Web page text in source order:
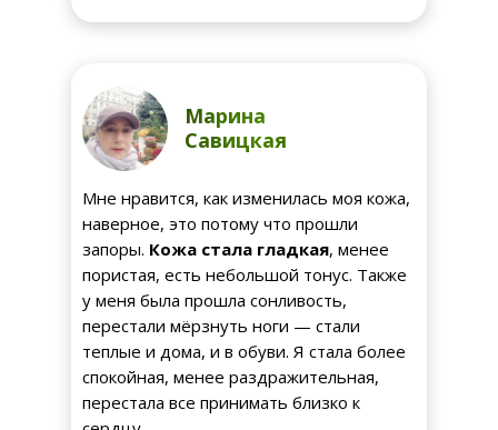
Марина
Савицкая
Мне нравится, как изменилась моя кожа,
наверное, это потому что прошли
запоры. Кожа стала гладкая, менее
пористая, есть небольшой тонус. Также
у меня была прошла сонливость,
перестали мёрзнуть ноги — стали
теплые и дома, и в обуви. Я стала более
спокойная, менее раздражительная,
перестала все принимать близко к